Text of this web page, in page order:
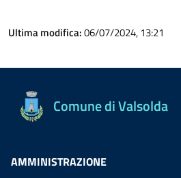
Ultima modifica:06/07/2024, 13:21
Comune di Valsolda
AMMINISTRAZIONE